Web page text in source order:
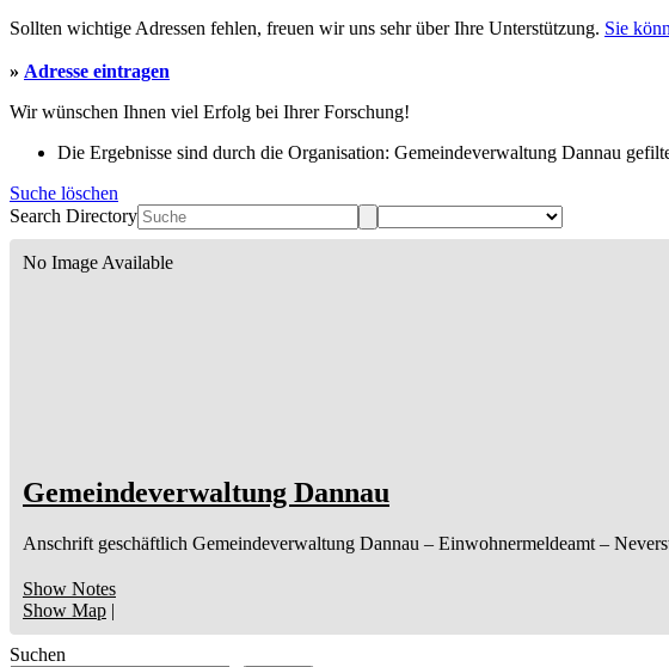
Sollten wichtige Adressen fehlen, freuen wir uns sehr über Ihre Unterstützung. Sie
» Adresse eintragen
Wir wünschen Ihnen viel Erfolg bei Ihrer Forschung!
Die Ergebnisse sind durch die Organisation: Gemeindeverwaltung Dannau
Suche löschen
Search Directory
No Image Available
Gemeindeverwaltung Dannau
Anschrift geschäftlich Gemeindeverwaltung Dannau – Einwohnermeldeamt –
Show Notes
Show Map |
Suchen